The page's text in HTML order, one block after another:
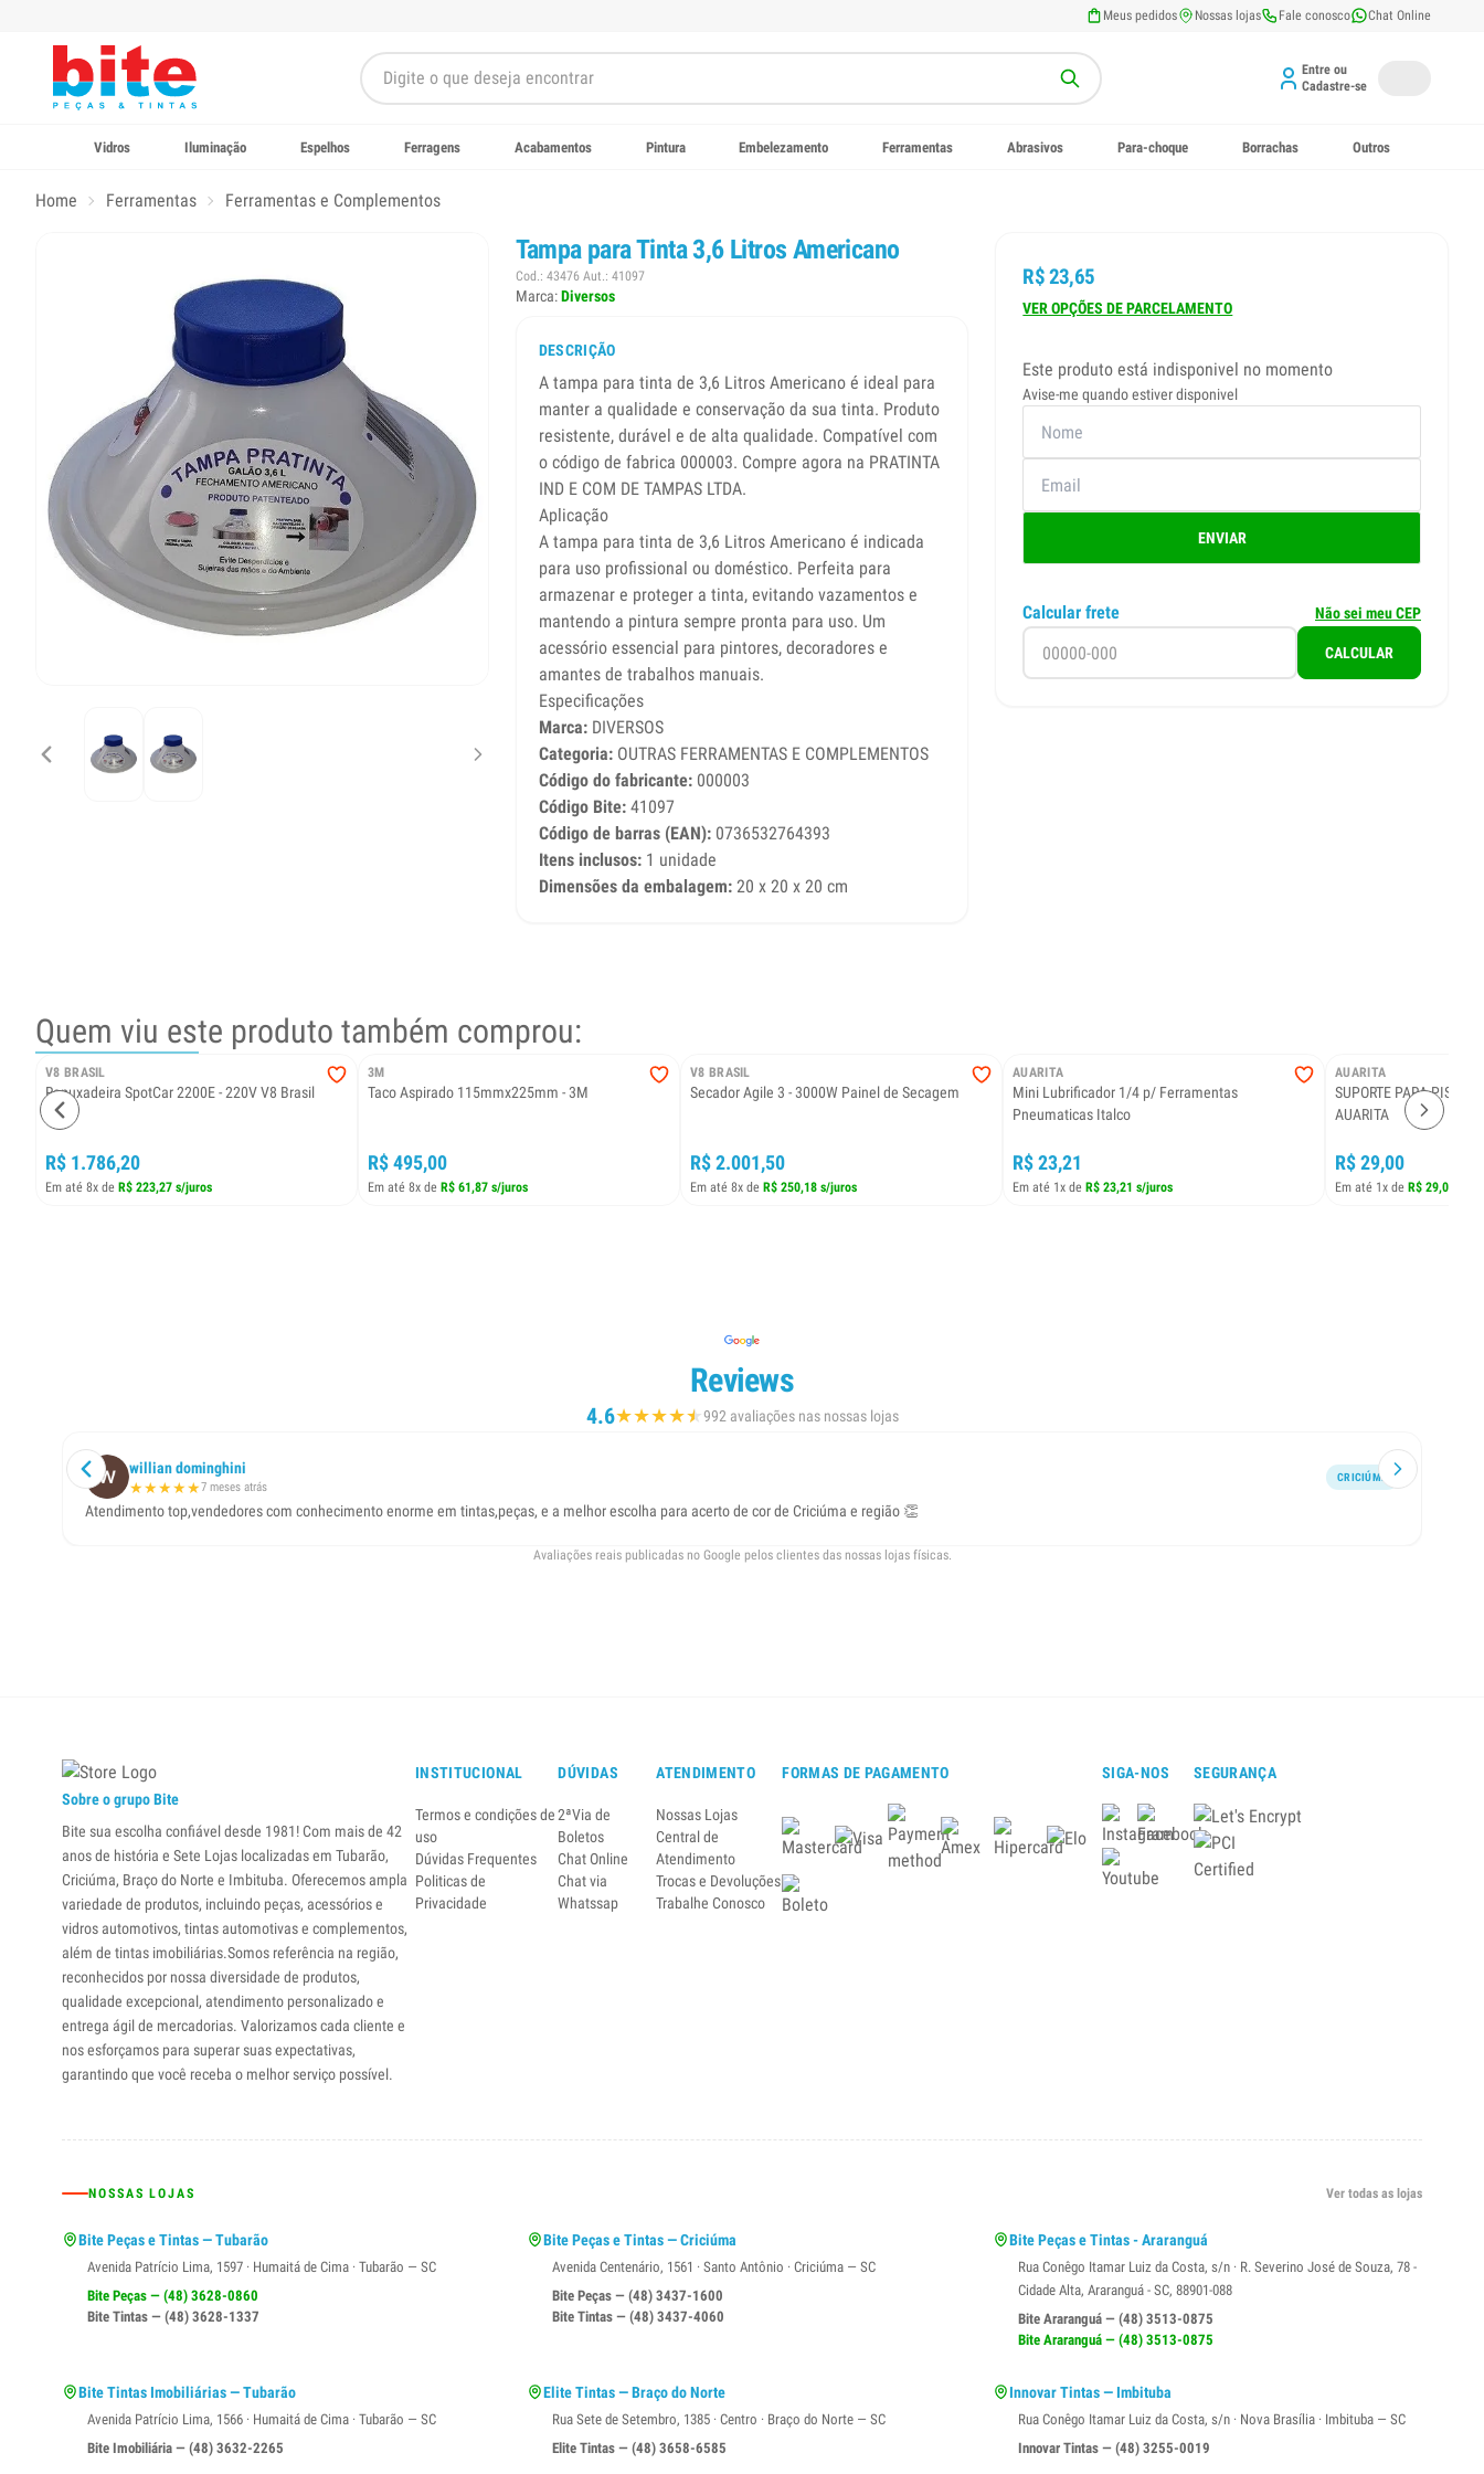
Meus pedidos Nossas lojas Fale conosco Chat Online
Entre ou
Cadastre-se
Vidros Iluminação Espelhos Ferragens Acabamentos Pintura Embelezamento Ferramentas Abrasivos Para-choque Borrachas Outros
Home Ferramentas Ferramentas e Complementos
Tampa para Tinta 3,6 Litros Americano
Cod.: 43476 Aut.: 41097
Marca:Diversos
DESCRIÇÃO
A tampa para tinta de 3,6 Litros Americano é ideal para
manter a qualidade e conservação da sua tinta. Produto
resistente, durável e de alta qualidade. Compatível com
o código de fabrica 000003. Compre agora na PRATINTA
IND E COM DE TAMPAS LTDA.
Aplicação
A tampa para tinta de 3,6 Litros Americano é indicada
para uso profissional ou doméstico. Perfeita para
armazenar e proteger a tinta, evitando vazamentos e
mantendo a pintura sempre pronta para uso. Um
acessório essencial para pintores, decoradores e
amantes de trabalhos manuais.
Especificações
Marca:DIVERSOS
Categoria:OUTRAS FERRAMENTAS E COMPLEMENTOS
Código do fabricante:000003
Código Bite:41097
Código de barras (EAN):0736532764393
Itens inclusos:1 unidade
Dimensões da embalagem:20 x 20 x 20 cm
R$ 23,65
VER OPÇÕES DE PARCELAMENTO
Este produto está indisponivel no momento
Avise-me quando estiver disponivel
ENVIAR
Calcular frete Não sei meu CEP
CALCULAR
Quem viu este produto também comprou:
V8 BRASIL
Repuxadeira SpotCar 2200E - 220V V8 Brasil
R$ 1.786,20
Em até 8x de R$ 223,27 s/juros
3M
Taco Aspirado 115mmx225mm - 3M
R$ 495,00
Em até 8x de R$ 61,87 s/juros
V8 BRASIL
Secador Agile 3 - 3000W Painel de Secagem
R$ 2.001,50
Em até 8x de R$ 250,18 s/juros
AUARITA
Mini Lubrificador 1/4 p/ Ferramentas
Pneumaticas Italco
R$ 23,21
Em até 1x de R$ 23,21 s/juros
AUARITA
SUPORTE PARA
AUARITA
R$ 29,00
Em até 1x de R$ 29,00 s/
Reviews
4.6★★★★★
★992 avaliações nas nossas lojas
willian dominghini
★★★★★7 meses atrás
CRICIÚMA
Atendimento top,vendedores com conhecimento enorme em tintas,peças, e a melhor escolha para acerto de cor de Criciúma e região 👏
Avaliações reais publicadas no Google pelos clientes das nossas lojas físicas.
Sobre o grupo Bite
Bite sua escolha confiável desde 1981! Com mais de 42
anos de história e Sete Lojas localizadas em Tubarão,
Criciúma, Braço do Norte e Imbituba. Oferecemos ampla
variedade de produtos, incluindo peças, acessórios e
vidros automotivos, tintas automotivas e complementos,
além de tintas imobiliárias.Somos referência na região,
reconhecidos por nossa diversidade de produtos,
qualidade excepcional, atendimento personalizado e
entrega ágil de mercadorias. Valorizamos cada cliente e
nos esforçamos para superar suas expectativas,
garantindo que você receba o melhor serviço possível.
INSTITUCIONAL
Termos e condições de
uso
Dúvidas Frequentes
Politicas de
Privacidade
DÚVIDAS
2ªVia de
Boletos
Chat Online
Chat via
Whatssap
ATENDIMENTO
Nossas Lojas
Central de
Atendimento
Trocas e Devoluções
Trabalhe Conosco
FORMAS DE PAGAMENTO SIGA-NOS SEGURANÇA
NOSSAS LOJAS Ver todas as lojas
Bite Peças e Tintas — Tubarão
Avenida Patrício Lima, 1597 · Humaitá de Cima · Tubarão — SC
Bite Peças — (48) 3628-0860
Bite Tintas — (48) 3628-1337
Bite Peças e Tintas — Criciúma
Avenida Centenário, 1561 · Santo Antônio · Criciúma — SC
Bite Peças — (48) 3437-1600
Bite Tintas — (48) 3437-4060
Bite Peças e Tintas - Araranguá
Rua Conêgo Itamar Luiz da Costa, s/n · R. Severino José de Souza, 78 -
Cidade Alta, Araranguá - SC, 88901-088
Bite Araranguá — (48) 3513-0875
Bite Araranguá — (48) 3513-0875
Bite Tintas Imobiliárias — Tubarão
Avenida Patrício Lima, 1566 · Humaitá de Cima · Tubarão — SC
Bite Imobiliária — (48) 3632-2265
Elite Tintas — Braço do Norte
Rua Sete de Setembro, 1385 · Centro · Braço do Norte — SC
Elite Tintas — (48) 3658-6585
Innovar Tintas — Imbituba
Rua Conêgo Itamar Luiz da Costa, s/n · Nova Brasília · Imbituba — SC
Innovar Tintas — (48) 3255-0019